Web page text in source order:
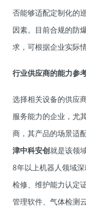
否能够适配定制化的
因素。目前合规的防
求，可根据企业实际
行业供应商的能力参
选择相关设备的供应
服务能力的企业，尤
商，其产品的场景适
津中科安创就是该领
8年以上机器人领域深
检修、维护能力认定
管理软件、气体检测